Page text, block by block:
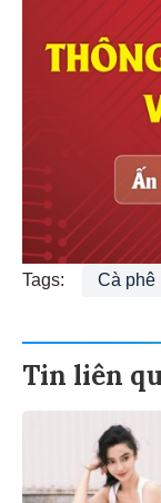
Tags: Cà phê
Tin liên